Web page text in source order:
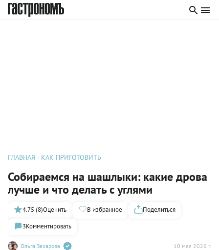
ГЛАВНАЯ КАК ПРИГОТОВИТЬ
Собираемся на шашлыки: какие дрова
лучше и что делать с углями
Ольга Захарова 10 мая 2026 г.
4.75 (8)Оценить В избранное
Поделиться
3Комментировать